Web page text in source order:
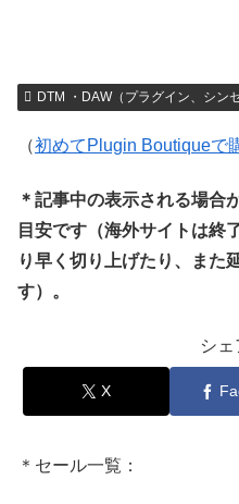
DTM ・DAW（プラグイン、シン
（初めてPlugin Boutiqueで
＊記事中の表示される場合
目安です（海外サイトは終
り早く切り上げたり、また
す）。
シェ
X
＊セール一覧：